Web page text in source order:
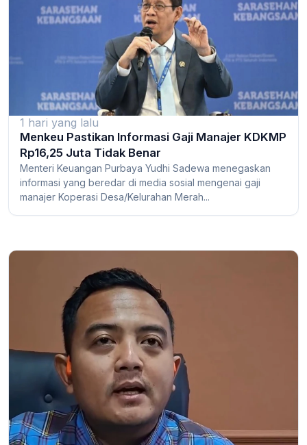
1 hari yang lalu
Menkeu Pastikan Informasi Gaji Manajer KDKMP
Rp16,25 Juta Tidak Benar
Menteri Keuangan Purbaya Yudhi Sadewa menegaskan
informasi yang beredar di media sosial mengenai gaji
manajer Koperasi Desa/Kelurahan Merah...